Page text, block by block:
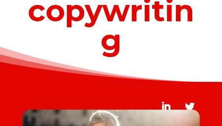
copywritin
g